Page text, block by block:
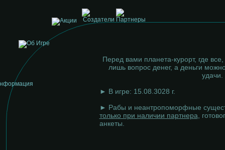
Перед вами планета-курорт, где
лишь вопрос денег, а деньги
удачи.
► В игре: 15.08.3028 г.
► Рабы и неантропоморфные
только при наличии партнера ,
анкеты.